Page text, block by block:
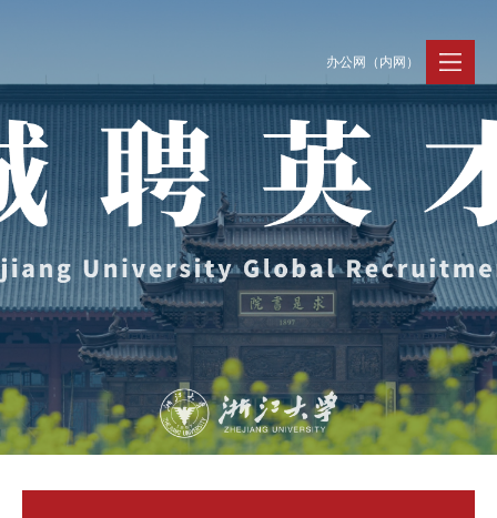
办公网（内网）
聚贤纳才
Jobs @ ZJU
招聘公告
加入我们
走进浙大
Discover ZJU
浙大简况
人才队伍
人才动态
News and Events
新闻速递
人才风采
事业发展
Careers @ ZJU
支持保障
Work and Life